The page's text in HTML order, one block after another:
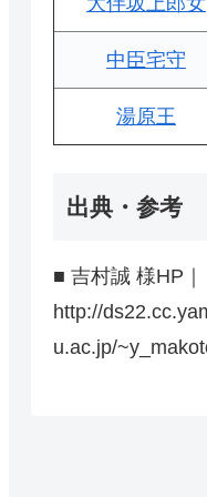
中臣宅守
湯原王
出典・参考
■ 吉村誠 様HP｜
http://
u.ac.jp/